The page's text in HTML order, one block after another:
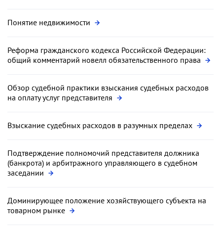
Понятие недвижимости
Реформа гражданского кодекса Российской Федерации:
общий комментарий новелл обязательственного права
Обзор судебной практики взыскания судебных расходов
на оплату услуг представителя
Взыскание судебных расходов в разумных пределах
Подтверждение полномочий представителя должника
(банкрота) и арбитражного управляющего в судебном
заседании
Доминирующее положение хозяйствующего субъекта на
товарном рынке